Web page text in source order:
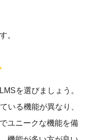
。
を選びましょう。
いる機能が異なり、
ユニークな機能を備